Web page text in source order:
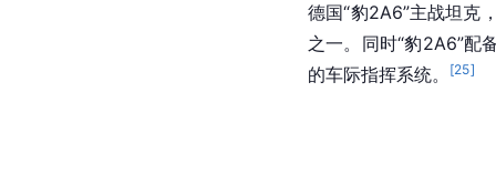
德国“豹2A6”主战坦克
之一。同时“豹2A6”配
的车际指挥系统。
[25]